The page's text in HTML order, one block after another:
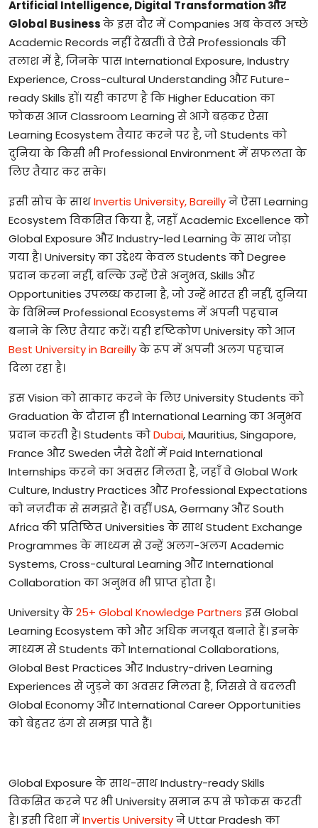
Artificial Intelligence, Digital Transformationऔर
Global BusinessकेइसदौरमेंCompanies अबकेवल अच्छे
Academic Records नहींदेखतीं।वेऐसेProfessionals की
तलाशमेंहैं,जिनकेपासInternational Exposure, Industry
Experience, Cross-cultural Understanding औरFuture-
ready Skills हों।यहीकारणहैकिHigher Education का
फोकसआजClassroom Learning सेआगेबढ़करऐसा
Learning Ecosystem तैयारकरनेपरहै,जोStudents को
दुनियाकेकिसीभीProfessional Environment मेंसफलताके
लिएतैयारकरसके।
इसीसोचकेसाथInvertis University, BareillyनेऐसाLearning
Ecosystem विकसितकियाहै,जहाँAcademic Excellence को
Global Exposure औरIndustry-led Learning केसाथजोड़ा
गयाहै।Universityकाउद्देश्यकेवलStudents कोDegree
प्रदानकरनानहीं,बल्किउन्हेंऐसे अनुभव, Skills और
Opportunities उपलब्धकरानाहै,जोउन्हेंभारतहीनहीं,दुनिया
केविभिन्नProfessional Ecosystems में अपनीपहचान
बनानेकेलिएतैयारकरें।यहीदृष्टिकोणUniversityकोआज
Best University in Bareillyकेरूपमें अपनी अलगपहचान
दिलारहाहै।
इसVision कोसाकारकरनेकेलिएUniversity Students को
Graduation केदौरानहीInternational Learning का अनुभव
प्रदानकरतीहै।Students कोDubai, Mauritius, Singapore,
France औरSweden जैसेदेशोंमेंPaid International
Internships करनेका अवसरमिलताहै,जहाँवेGlobal Work
Culture, Industry Practices औरProfessional Expectations
कोनज़दीकसेसमझतेहैं।वहींUSA, GermanyऔरSouth
Africa कीप्रतिष्ठितUniversities केसाथStudent Exchange
Programmes केमाध्यमसेउन्हें अलग-अलगAcademic
Systems,Cross-cultural Learning औरInternational
Collaboration का अनुभवभीप्राप्तहोताहै।
Universityके25+ Global Knowledge Partners इसGlobal
Learning Ecosystem कोऔर अधिकमजबूतबनातेहैं।इनके
माध्यमसेStudents कोInternational Collaborations,
Global Best Practices औरIndustry-driven Learning
Experiences सेजुड़नेका अवसरमिलताहै,जिससेवेबदलती
Global EconomyऔरInternational Career Opportunities
कोबेहतरढंगसेसमझपातेहैं।
Global Exposure केसाथ-साथIndustry-ready Skills
विकसितकरनेपरभीUniversityसमानरूपसेफोकसकरती
है।इसीदिशामेंInvertis UniversityनेUttar Pradesh का